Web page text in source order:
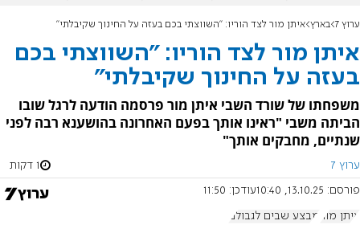
ערוץ 7 בארץ איתן מור לצד הוריו: "השווצתי בכם בעזה על החינוך שקיבלתי"
איתן מור לצד הוריו: "השווצתי בכם
בעזה על החינוך שקיבלתי"
משפחתו של שורד השבי איתן מור פרסמה הודעה לרגל שובו
הביתה משבי "ראינו אותך בפעם האחרונה בהושענא רבה לפני
שנתיים, מחבקים אותך"
ערוץ 7 1 דקות
פורסם: 13.10.25, 10:40 עודכן: 11:50
איתן מור מבצע שבים לגבולם